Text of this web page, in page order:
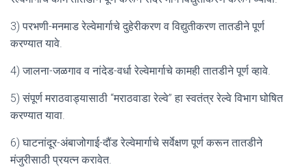
3) परभणी-मनमाड रेल्वेमार्गाचे दुहेरीकरण व विद्युतीकरण तातडीने पूर्ण
करण्यात यावे.
4) जालना-जळगाव व नांदेड-वर्धा रेल्वेमार्गाचे कामही तातडीने पूर्ण व्हावे.
5) संपूर्ण मराठवाड्यासाठी “मराठवाडा रेल्वे” हा स्वतंत्र रेल्वे विभाग घोषित
करण्यात यावा.
6) घाटनांदूर-अंबाजोगाई-दौंड रेल्वेमार्गाचे सर्वेक्षण पूर्ण करून तातडीने
मंजुरीसाठी प्रयत्न करावेत.